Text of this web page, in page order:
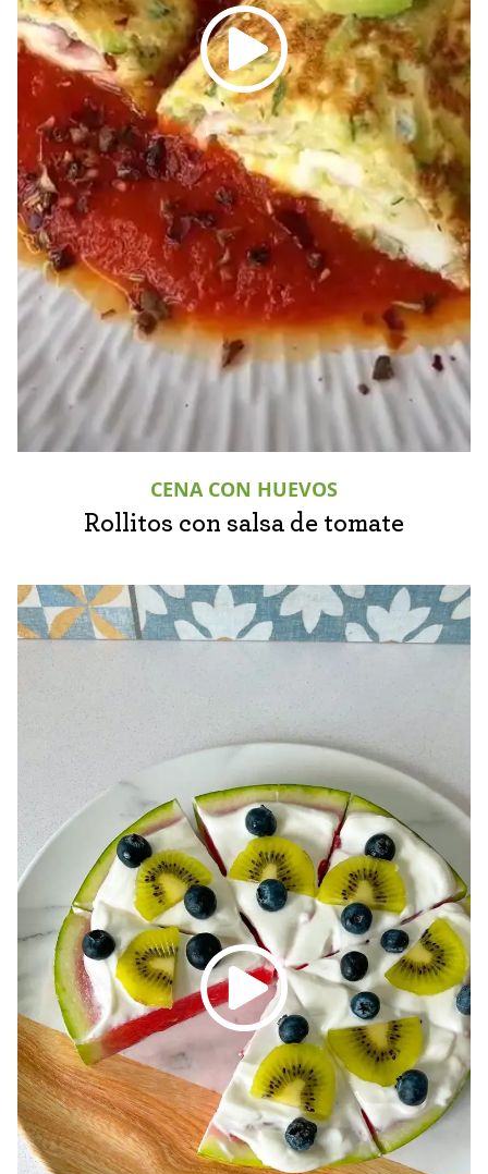
CENA CON HUEVOS
Rollitos con salsa de tomate